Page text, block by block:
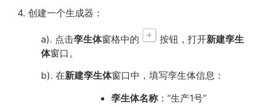
4. 创建一个生成器：
a). 点击孪生体窗格中的 按钮，打开新建孪生
体窗口。
b). 在新建孪生体窗口中，填写孪生体信息：
孪生体名称 ：“生产1号”